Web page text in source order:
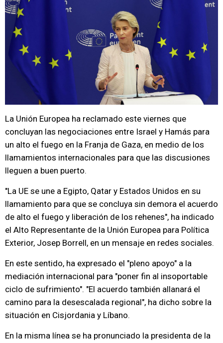
La Unión Europea ha reclamado este viernes que
concluyan las negociaciones entre Israel y Hamás para
un alto el fuego en la Franja de Gaza, en medio de los
llamamientos internacionales para que las discusiones
lleguen a buen puerto.
"La UE se une a Egipto, Qatar y Estados Unidos en su
llamamiento para que se concluya sin demora el acuerdo
de alto el fuego y liberación de los rehenes", ha indicado
el Alto Representante de la Unión Europea para Política
Exterior, Josep Borrell, en un mensaje en redes sociales.
En este sentido, ha expresado el "pleno apoyo" a la
mediación internacional para "poner fin al insoportable
ciclo de sufrimiento". "El acuerdo también allanará el
camino para la desescalada regional", ha dicho sobre la
situación en Cisjordania y Líbano.
En la misma línea se ha pronunciado la presidenta de la